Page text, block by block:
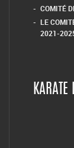
COMITÉ
LE
2021-